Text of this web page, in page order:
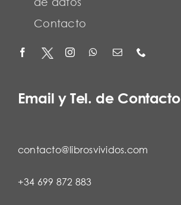
Contacto
Email y Tel. de Contacto
contacto@librosvividos.com
+34 699 872 883